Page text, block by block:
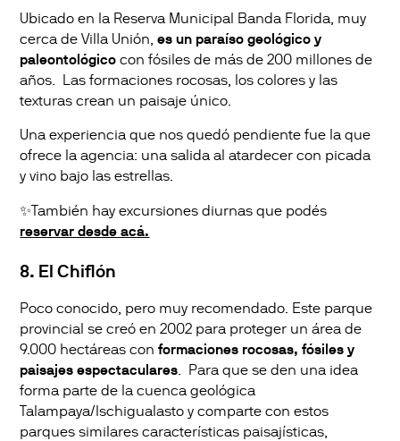
Ubicado en la Reserva Municipal Banda Florida, muy
cerca de Villa Unión,es un paraíso geológico y
paleontológico con fósiles de más de 200 millones de
años. Las formaciones rocosas, los colores y las
texturas crean un paisaje único.
Una experiencia que nos quedó pendiente fue la que
ofrece la agencia: una salida al atardecer con picada
y vino bajo las estrellas.
✨También hay excursiones diurnas que podés
reservar desde acá.
8. El Chiflón
Poco conocido, pero muy recomendado. Este parque
provincial se creó en 2002 para proteger un área de
9.000 hectáreas conformaciones rocosas, fósiles y
paisajes espectaculares . Para que se den una idea
forma parte de la cuenca geológica
Talampaya/Ischigualasto y comparte con estos
parques similares características paisajísticas,